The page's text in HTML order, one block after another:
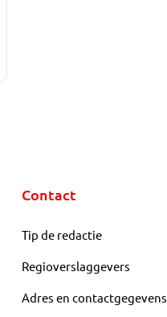
Contact
Tip de redactie
Regioverslaggevers
Adres en contactgegevens